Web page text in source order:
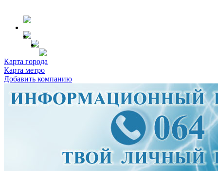
Карта города
Карта метро
Добавить компанию